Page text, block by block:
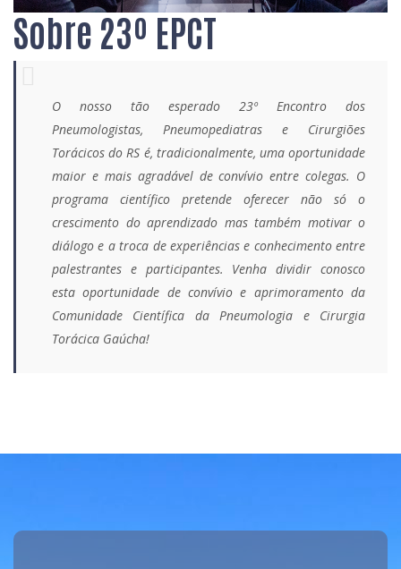
Sobre 23º EPCT
O nosso tão esperado 23º Encontro dos
Pneumologistas, Pneumopediatras e Cirurgiões
Torácicos do RS é, tradicionalmente, uma oportunidade
maior e mais agradável de convívio entre colegas. O
programa científico pretende oferecer não só o
crescimento do aprendizado mas também motivar o
diálogo e a troca de experiências e conhecimento entre
palestrantes e participantes. Venha dividir conosco
esta oportunidade de convívio e aprimoramento da
Comunidade Científica da Pneumologia e Cirurgia
Torácica Gaúcha!